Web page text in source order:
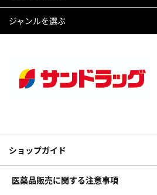
ジャンルを選ぶ
ショップガイド
医薬品販売に関する注意事項